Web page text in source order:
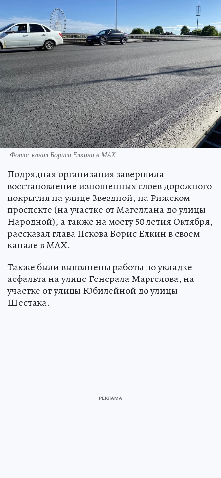
Фото: канал Бориса Елкина в МАХ
Подрядная организация завершила
восстановление изношенных слоев дорожного
покрытия на улице Звездной, на Рижском
проспекте (на участке от Магеллана до улицы
Народной), а также на мосту 50 летия Октября,
рассказал глава Пскова Борис Елкин в своем
канале в МАХ.
Также были выполнены работы по укладке
асфальта на улице Генерала Маргелова, на
участке от улицы Юбилейной до улицы
Шестака.